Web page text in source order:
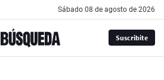
sábado 08 de agosto de 2026
Suscribite